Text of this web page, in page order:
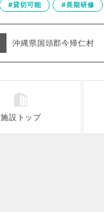
#貸切可能 #長期研修
沖縄県国頭郡今帰仁村
施設 トップ